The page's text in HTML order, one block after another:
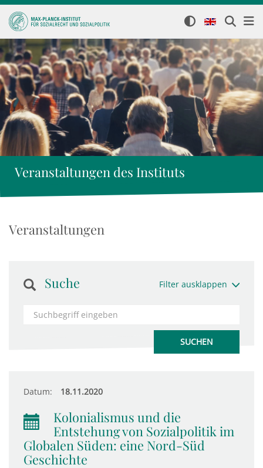
Veranstaltungen des Instituts
Veranstaltungen
Suche Filter ausklappen
Datum: 18.11.2020
Kolonialismus und die
Entstehung von Sozialpolitik im
Globalen Süden: eine Nord-Süd
Geschichte